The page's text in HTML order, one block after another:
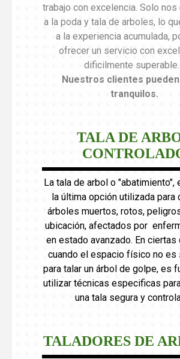
trabajo con excelencia. Solo
a la poda y tala de arboles, lo
a la experiencia acumulada,
ofrecer un servicio con
dificilmente superable.
Nuestros clientes
tranquilos.
TALA DE
La tala de arbol o "abatimiento",
la última opción utilizada para
árboles muertos, rotos,
ubicación, afectados por
en estado avanzado. En
cuando el espacio físico no es
para talar un árbol de golpe, es
utilizar técnicas especificas
una tala segura y
TALADORES DE